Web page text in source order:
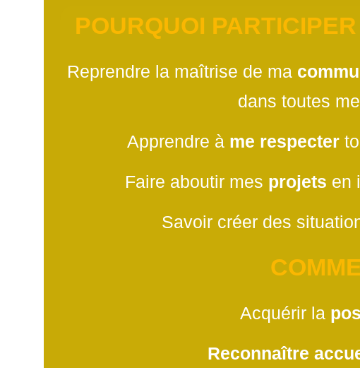
POURQUOI
Reprendre la maîtrise de ma
dans toutes
Apprendre à me respecter
Faire aboutir mes projets en
Savoir créer des
Acquérir la
Reconnaître